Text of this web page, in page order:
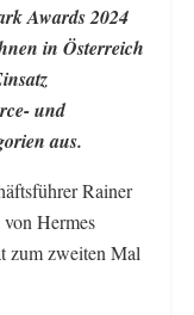
Awards 2024
in Österreich
und
aus.
Rainer
Hermes
zum zweiten Mal